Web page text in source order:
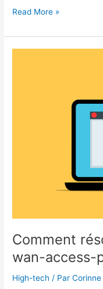
Comment
le
meilleur
Read More »
Comment
wan-access-
High-tech / ParCorinne